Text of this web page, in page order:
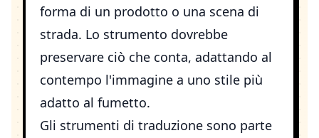
forma di un prodotto o una scena di
strada. Lo strumento dovrebbe
preservare ciò che conta, adattando al
contempo l'immagine a uno stile più
adatto al fumetto.
Gli strumenti di traduzione sono parte